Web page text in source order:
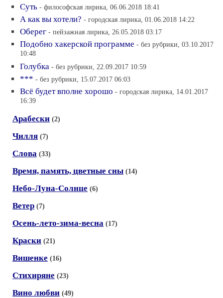
Суть - философская лирика, 06.06.2018 18:41
А как вы хотели? - городская лирика, 01.06.2018 14:22
Оберег - пейзажная лирика, 26.05.2018 03:17
Подобно хакерской программе - без рубрики, 03.10.2017
10:48
Голубка - без рубрики, 22.09.2017 10:59
*** - без рубрики, 15.07.2017 06:03
Всё будет вполне хорошо - городская лирика, 14.01.2017
16:39
Арабески (2)
Чилля (7)
Слова (33)
Время, память, цветные сны (14)
Небо-Луна-Солнце (6)
Ветер (7)
Осень-лето-зима-весна (17)
Краски (21)
Вишенке (16)
Стихиряне (23)
Вино любви (49)